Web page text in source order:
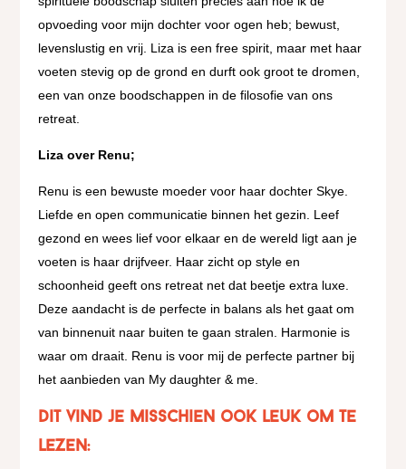
opvoeding voor mijn dochter voor ogen heb; bewust,
levenslustig en vrij. Liza is een free spirit, maar met haar
voeten stevig op de grond en durft ook groot te dromen,
een van onze boodschappen in de filosofie van ons
retreat.
Liza over Renu;
Renu is een bewuste moeder voor haar dochter Skye.
Liefde en open communicatie binnen het gezin. Leef
gezond en wees lief voor elkaar en de wereld ligt aan je
voeten is haar drijfveer. Haar zicht op style en
schoonheid geeft ons retreat net dat beetje extra luxe.
Deze aandacht is de perfecte in balans als het gaat om
van binnenuit naar buiten te gaan stralen. Harmonie is
waar om draait. Renu is voor mij de perfecte partner bij
het aanbieden van My daughter & me.
Dit vind je misschien ook leuk om te
lezen: